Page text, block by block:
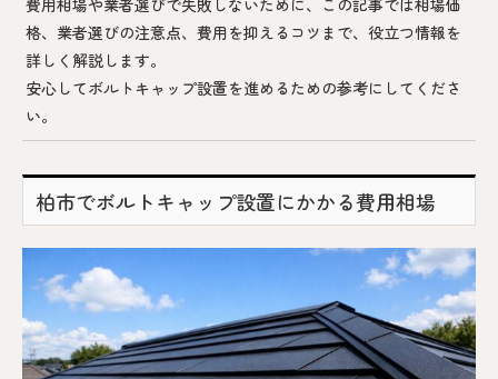
費用相場や業者選びで失敗しないために、この記事では相場価
格、業者選びの注意点、費用を抑えるコツまで、役立つ情報を
詳しく解説します。
安心してボルトキャップ設置を進めるための参考にしてくださ
い。
柏市でボルトキャップ設置にかかる費用相場